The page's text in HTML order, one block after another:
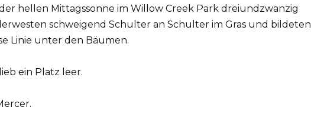
hellen Mittagssonne im Willow Creek Park dreiundzwanzig
schweigend Schulter an Schulter im Gras und bildeten
Linie unter den Bäumen.
ein Platz leer.